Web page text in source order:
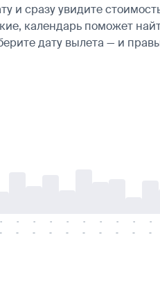
и сразу увидите
календарь поможет
дату вылета — и
-
-
-
-
-
-
-
-
-
-
-
-
-
-
-
-
-
-
-
-